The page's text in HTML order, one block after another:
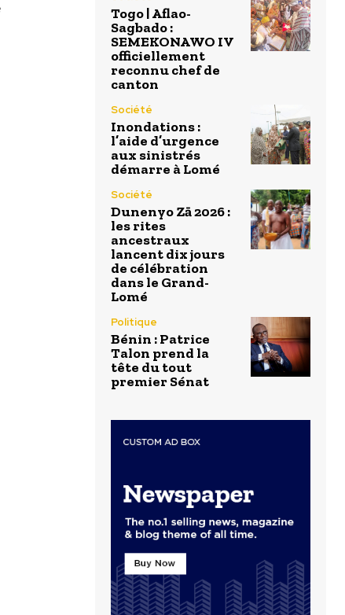
Togo | Aflao-
Sagbado :
SEMEKONAWO IV
officiellement
reconnu chef de
canton
Société
Inondations :
l’aide d’urgence
aux sinistrés
démarre à Lomé
Société
Dunenyo Zā 2026 :
les rites
ancestraux
lancent dix jours
de célébration
dans le Grand-
Lomé
Politique
Bénin : Patrice
Talon prend la
tête du tout
premier Sénat